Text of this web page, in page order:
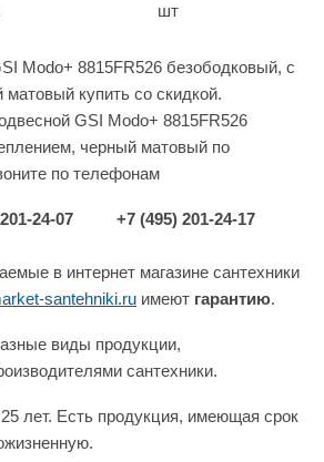
шт
Modo+ 8815FR526 безободковый, с
купить со скидкой.
GSI Modo+ 8815FR526
черный матовый по
по телефонам
24-07 +7 (495) 201-24-17
в интернет магазине сантехники
santehniki.ru имеют гарантию.
виды продукции,
сантехники.
лет. Есть продукция, имеющая срок